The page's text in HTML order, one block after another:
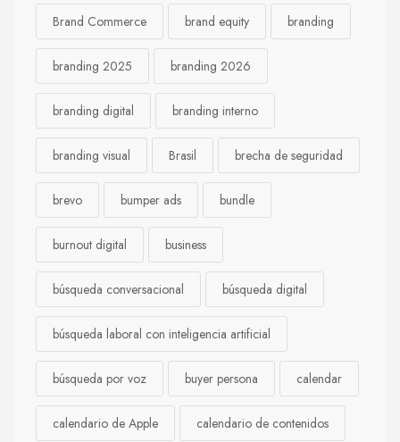
Brand Commerce brand equity branding
branding 2025 branding 2026
branding digital branding interno
branding visual Brasil brecha de seguridad
brevo bumper ads bundle
burnout digital business
búsqueda conversacional búsqueda digital
búsqueda laboral con inteligencia artificial
búsqueda por voz buyer persona calendar
calendario de Apple calendario de contenidos